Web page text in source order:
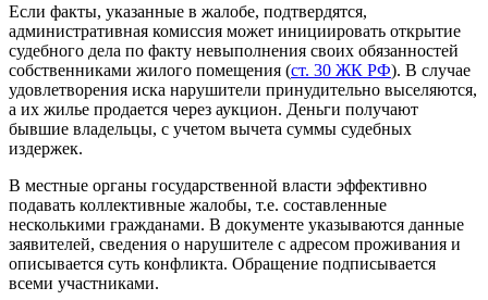
Если факты, указанные в жалобе, подтвердятся,
административная комиссия может инициировать открытие
судебного дела по факту невыполнения своих обязанностей
собственниками жилого помещения (ст. 30 ЖК РФ). В случае
удовлетворения иска нарушители принудительно выселяются,
а их жилье продается через аукцион. Деньги получают
бывшие владельцы, с учетом вычета суммы судебных
издержек.
В местные органы государственной власти эффективно
подавать коллективные жалобы, т.е. составленные
несколькими гражданами. В документе указываются данные
заявителей, сведения о нарушителе с адресом проживания и
описывается суть конфликта. Обращение подписывается
всеми участниками.